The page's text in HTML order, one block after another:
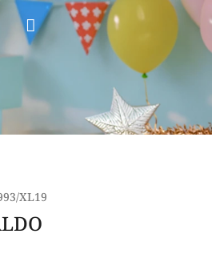
Nákupný
XL19